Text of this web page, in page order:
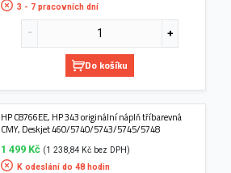
3 - 7 pracovních dní
Do košíku
HP C8766EE, HP 343 originální náplň tříbarevná
CMY, Deskjet 460/5740/5743/5745/5748
1 499 Kč (1 238,84 Kč bez DPH)
K odeslání do 48 hodin